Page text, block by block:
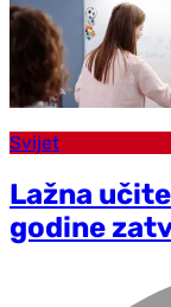
Svijet
Lažna
godine